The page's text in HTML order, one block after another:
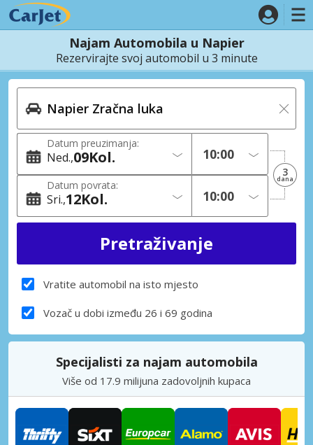
Najam Automobila u Napier
Rezervirajte svoj automobil u 3 minute
Datum preuzimanja:
Ned. 09Kol.
Datum povrata:
Sri. 12Kol.
3
dana
Vratite automobil na isto mjesto
Vozač u dobi između 26 i 69 godina
Specijalisti za najam automobila
Više od 17.9 milijuna zadovoljnih kupaca